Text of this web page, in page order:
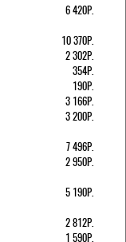
6 420Р.
10 370Р.
2 302Р.
354Р.
190Р.
3 166Р.
3 200Р.
7 496Р.
2 950Р.
5 190Р.
2 812Р.
1 590Р.